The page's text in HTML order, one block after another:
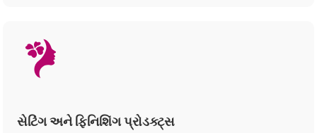
સેટિંગ અને ફિનિશિંગ પ્રોડક્ટ્સ